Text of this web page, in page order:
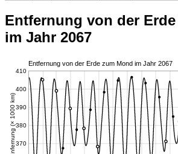
Entfernung von der
im Jahr 2067